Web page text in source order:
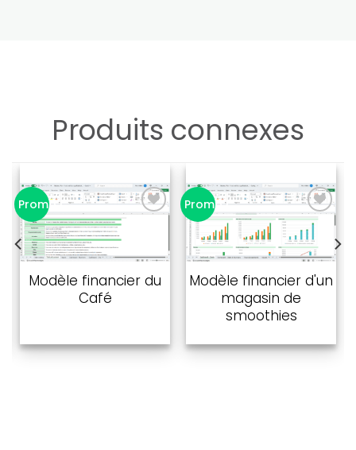
Produits connexes
Promo !
la liste
souhaits
Modèle financier du
Café
Promo !
Ajouter à
la liste
de
souhaits
Modèle financier d'un
magasin de
smoothies